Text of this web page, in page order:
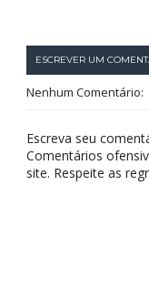
ESCREVER UM
Nenhum Comentário:
Escreva seu
Comentários
site. Respeite as